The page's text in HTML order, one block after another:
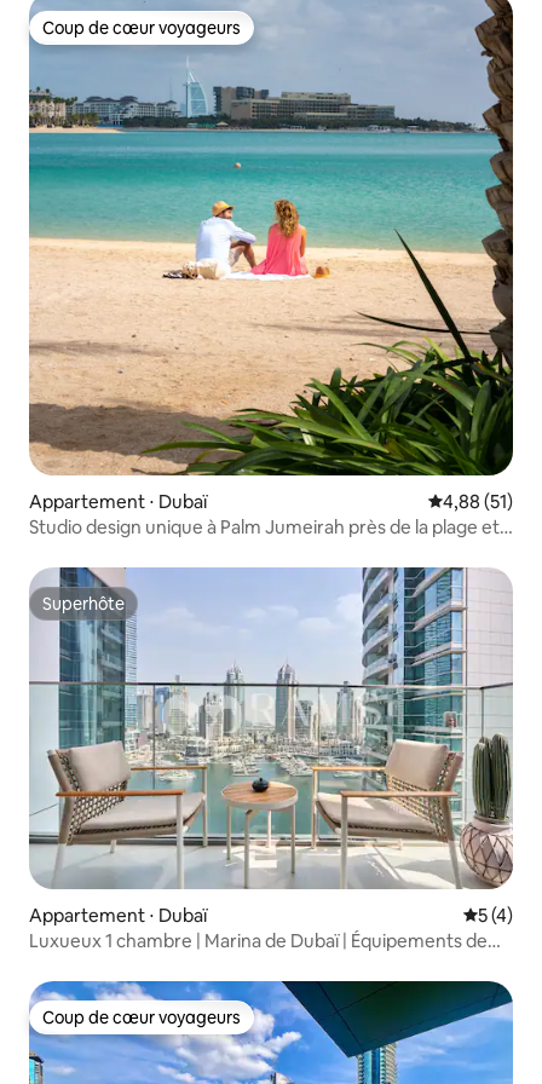
Coup de cœur voyageurs
Coup de cœur voyageurs
Appartement ⋅ Dubaï Évaluation
4,88 (51)
Studio design unique à Palm Jumeirah près de la plage et
Superhôte
Superhôte
Appartement ⋅ Dubaï
5 (4)
Luxueux 1 chambre | Marina de Dubaï | Équipements de
Coup de cœur voyageurs
Coup de cœur voyageurs